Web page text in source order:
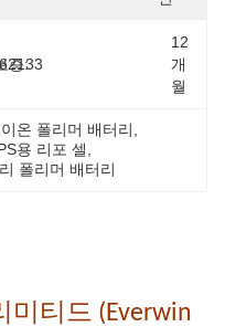
증:
12
개
월
온 폴리머 배터리
용 리포 셀
폴리머 배터리
티드 (Everwin